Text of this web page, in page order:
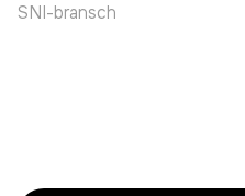
SNI-bransch